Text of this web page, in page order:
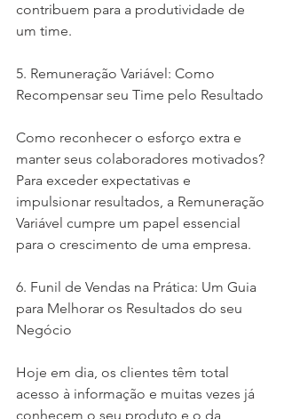
contribuem para a produtividade de
um time.
5. Remuneração Variável: Como
Recompensar seu Time pelo Resultado
Como reconhecer o esforço extra e
manter seus colaboradores motivados?
Para exceder expectativas e
impulsionar resultados, a Remuneração
Variável cumpre um papel essencial
para o crescimento de uma empresa.
6. Funil de Vendas na Prática: Um Guia
para Melhorar os Resultados do seu
Negócio
Hoje em dia, os clientes têm total
acesso à informação e muitas vezes já
conhecem o seu produto e o da